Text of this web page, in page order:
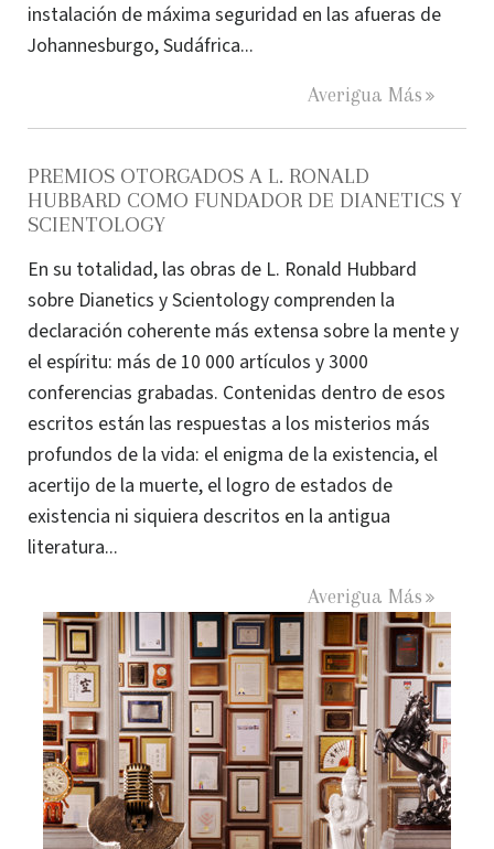
instalación de máxima seguridad en las afueras de
Johannesburgo, Sudáfrica...
Averigua Más
PREMIOS OTORGADOS A L. RONALD
HUBBARD COMO FUNDADOR DE DIANETICS Y
SCIENTOLOGY
En su totalidad, las obras de L. Ronald Hubbard
sobre Dianetics y Scientology comprenden la
declaración coherente más extensa sobre la mente y
el espíritu: más de 10 000 artículos y 3000
conferencias grabadas. Contenidas dentro de esos
escritos están las respuestas a los misterios más
profundos de la vida: el enigma de la existencia, el
acertijo de la muerte, el logro de estados de
existencia ni siquiera descritos en la antigua
literatura...
Averigua Más